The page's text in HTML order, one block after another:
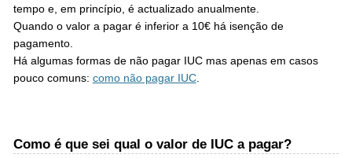
tempo e, em princípio, é actualizado anualmente.
Quando o valor a pagar é inferior a 10€ há isenção de
pagamento.
Há algumas formas de não pagar IUC mas apenas em casos
pouco comuns: como não pagar IUC.
Como é que sei qual o valor de IUC a pagar?